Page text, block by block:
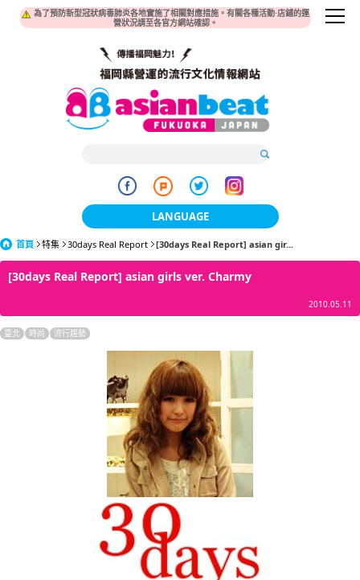
為了預防新型冠狀病毒肺炎各地實施了相關對應措施。有關各種活動·店鋪的運
營狀況請至各官方網站確認。
LANGUAGE
日本語
한국어
English
ภาษาไทย
tiéng Viêt
Bahasa Indonesia
首頁 特集 30days Real Report [30days Real Report] asian gir...
[30days Real Report] asian girls ver. Charmy
2010.05.11
臺北 時尚 流行趨勢